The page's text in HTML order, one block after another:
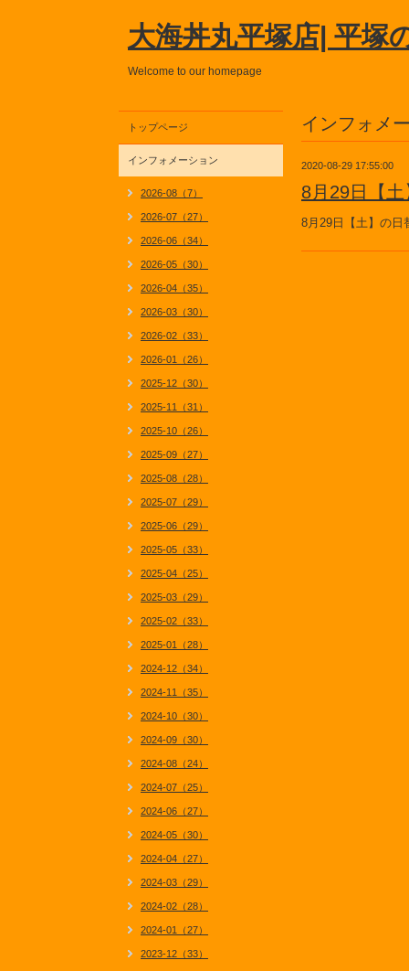
大海丼丸平塚店| 平塚
Welcome to our homepage
インフォメ
2020-08-29 17:55:00
8月29日【
8月29日【土】の日
トップページ
インフォメーション
2026-08（7）
2026-07（27）
2026-06（34）
2026-05（30）
2026-04（35）
2026-03（30）
2026-02（33）
2026-01（26）
2025-12（30）
2025-11（31）
2025-10（26）
2025-09（27）
2025-08（28）
2025-07（29）
2025-06（29）
2025-05（33）
2025-04（25）
2025-03（29）
2025-02（33）
2025-01（28）
2024-12（34）
2024-11（35）
2024-10（30）
2024-09（30）
2024-08（24）
2024-07（25）
2024-06（27）
2024-05（30）
2024-04（27）
2024-03（29）
2024-02（28）
2024-01（27）
2023-12（33）